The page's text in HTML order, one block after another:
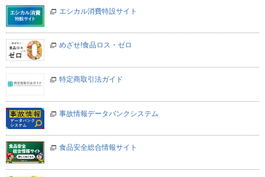
エシカル消費特設サイト
めざせ!食品ロス・ゼロ
特定商取引法ガイド
事故情報データバンクシステム
食品安全総合情報サイト